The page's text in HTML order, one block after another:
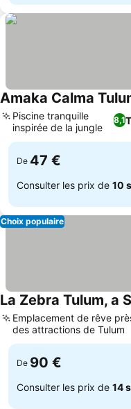
Amaka Calma
8,1
Piscine tranquille
inspirée de la jungle
De 47 €
Consulter les prix de 10
Choix populaire
La Zebra Tulum, a
Emplacement de rêve
des attractions de Tulum
De 90 €
Consulter les prix de 14